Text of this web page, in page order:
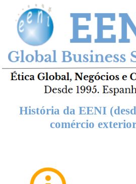
História da EENI
comércio